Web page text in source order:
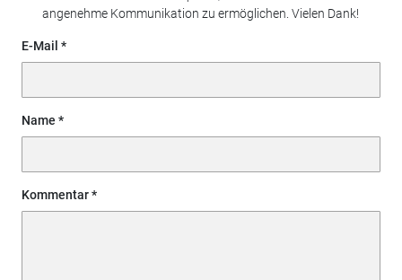
angenehme Kommunikation zu ermöglichen. Vielen Dank!
E-Mail
Name
Kommentar